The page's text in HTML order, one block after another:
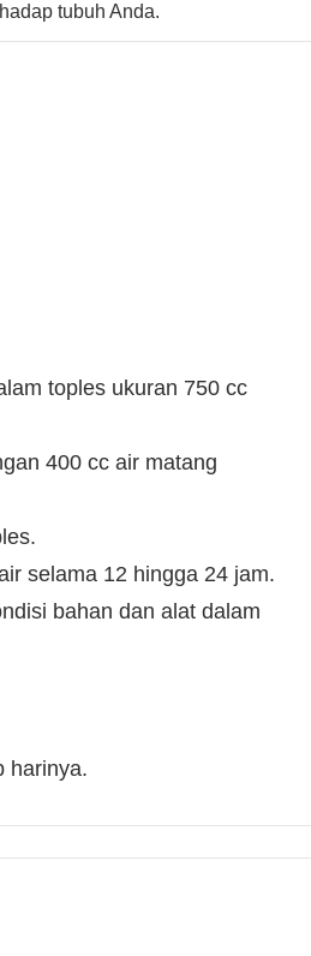
tubuh Anda.
toples ukuran 750 cc
400 cc air matang
selama 12 hingga 24 jam.
bahan dan alat dalam
harinya.